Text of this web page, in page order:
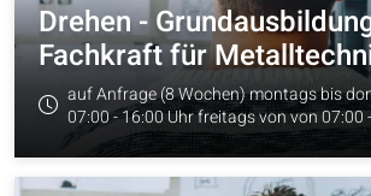
Drehen -
Fachkraft für
(Fachrichtung
Zerspanungstechnik) - 8
auf Anfrage (8 Wochen) montags bis
07:00 - 16:00 Uhr freitags von von 07:00